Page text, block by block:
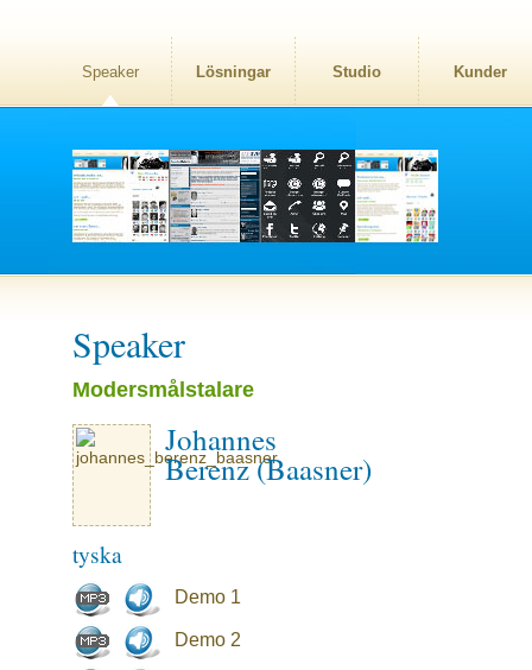
Speaker Lösningar Studio Kunder
Speaker
Modersmålstalare
Johannes
Berenz (Baasner)
tyska
Demo 1
Demo 2